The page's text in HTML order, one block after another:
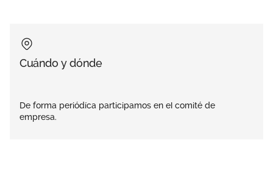
Cuándo y dónde
De forma periódíca participamos en el comité de
empresa.